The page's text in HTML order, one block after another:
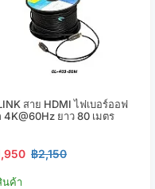
สาย HDMI ไฟเบอร์ออฟ
4K@60Hz ยาว 80 เมตร
฿2,150
ค้า